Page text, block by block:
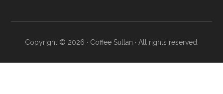
Copyright © 2026 · Coffee Sultan · All rights reserved.